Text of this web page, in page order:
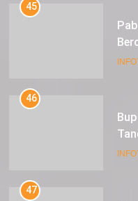
45
46
47